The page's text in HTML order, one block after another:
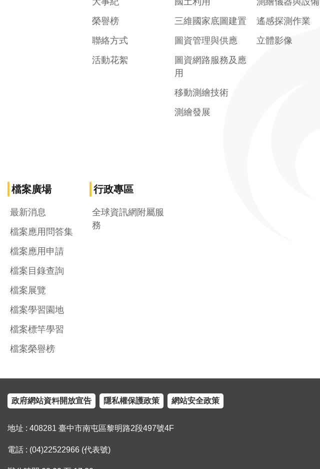
榮譽榜
聯絡方式
活動花絮
三維國家底圖建置
圖資管理與供應
圖資網路服務及應
用
移動測繪技術
測繪發展
遙感探測作業
立體影像
檔案廣場
最新消息
檔案應用問答集
檔案應用申請
檔案目錄查詢
檔案展覽
檔案學習園地
檔案標竿學習
檔案榮譽榜
行政專區
全球資訊網附屬服
務
政府網站資料開放宣告 隱私權保護政策 網站安全政策
地址 : 408281 臺中市南屯區黎明路2段497號4F
電話 : (04)22522966 (代表號)